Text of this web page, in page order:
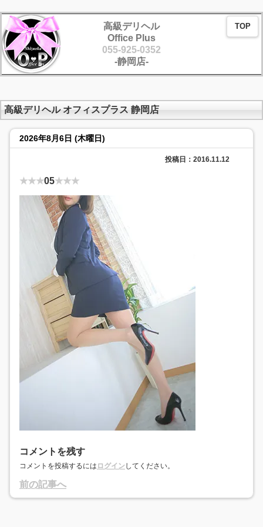
高級デリヘル
Office Plus
055-925-0352
-静岡店-
TOP
高級デリヘル オフィスプラス 静岡店
2026年8月6日 (木曜日)
★★★05★★★
コメントを残す
コメントを投稿するには ログイン してください。
投稿日：2016.11.12
前の記事へ